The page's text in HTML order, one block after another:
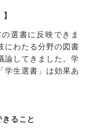
選書に反映できま
にわたる分野の図書
論してきました。学
学生選書」は効果あ
ること